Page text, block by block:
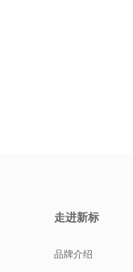
走进新标
品牌介绍